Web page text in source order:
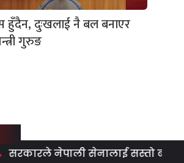
हुँदैन, दुःखलाई नै बल बनाएर
गुरुङ
नेपाली सेनालाई सस्तो बनाउने